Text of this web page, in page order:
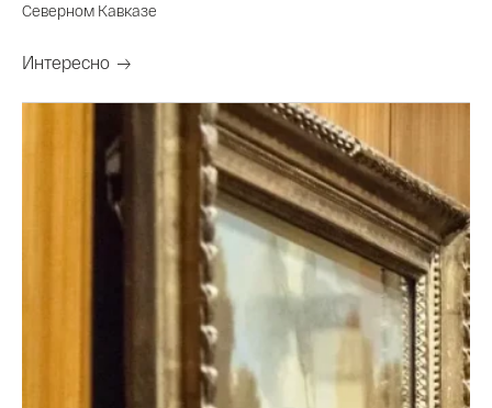
Северном Кавказе
Интересно